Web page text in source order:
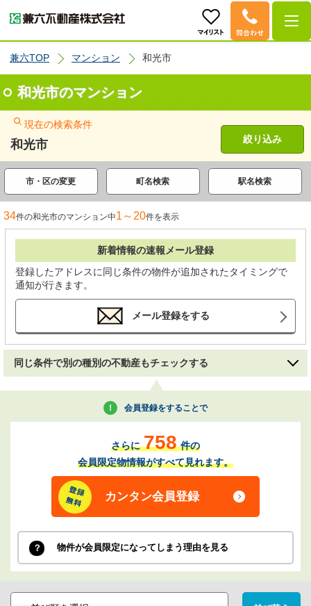
兼六TOP マンション 和光市
和光市のマンション
現在の検索条件
和光市 絞り込み
市・区の変更 町名検索 駅名検索
34件の和光市のマンション中1～20件を表示
新着情報の速報メール登録
登録したアドレスに同じ条件の物件が追加されたタイミングで
通知が行きます。
メール登録をする
同じ条件で別の種別の不動産もチェックする
会員登録をすることで
さらに 758 件の
会員限定物情報がすべて見れます。
カンタン会員登録
物件が会員限定になってしまう理由を見る